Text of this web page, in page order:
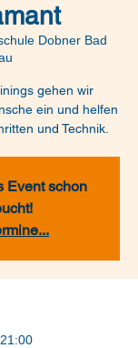
Dobner Bad
gehen wir
ein und helfen
und Technik.
Event schon